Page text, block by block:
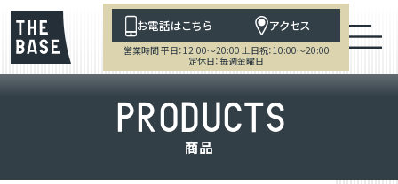
お電話はこちら アクセス
営業時間 平日：12:00～20:00 土日祝：10:00～20:00
定休日：毎週金曜日
PRODUCTS
商品